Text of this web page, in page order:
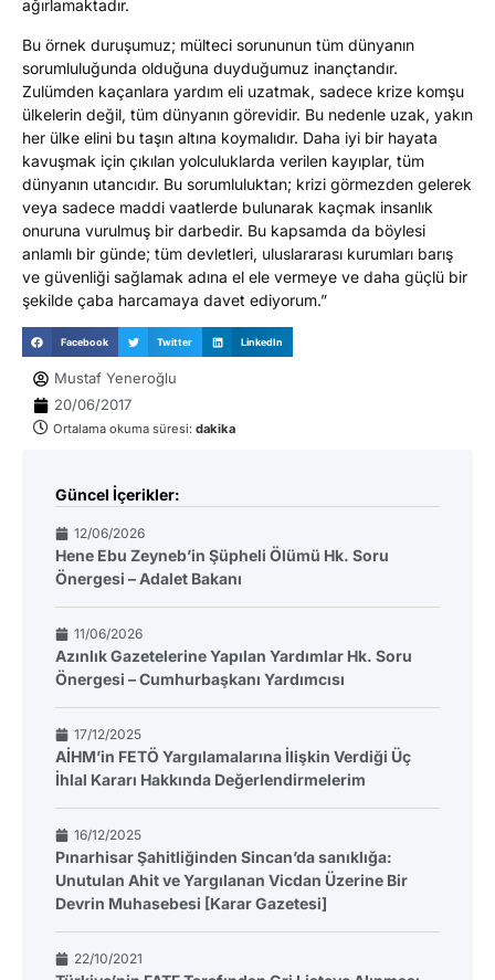
ağırlamaktadır.
Bu örnek duruşumuz; mülteci sorununun tüm dünyanın
sorumluluğunda olduğuna duyduğumuz inançtandır.
Zulümden kaçanlara yardım eli uzatmak, sadece krize komşu
ülkelerin değil, tüm dünyanın görevidir. Bu nedenle uzak, yakın
her ülke elini bu taşın altına koymalıdır. Daha iyi bir hayata
kavuşmak için çıkılan yolculuklarda verilen kayıplar, tüm
dünyanın utancıdır. Bu sorumluluktan; krizi görmezden gelerek
veya sadece maddi vaatlerde bulunarak kaçmak insanlık
onuruna vurulmuş bir darbedir. Bu kapsamda da böylesi
anlamlı bir günde; tüm devletleri, uluslararası kurumları barış
ve güvenliği sağlamak adına el ele vermeye ve daha güçlü bir
şekilde çaba harcamaya davet ediyorum.”
Facebook Twitter LinkedIn
Mustaf Yeneroğlu
20/06/2017
Ortalama okuma süresi: dakika
Güncel İçerikler:
12/06/2026
Hene Ebu Zeyneb’in Şüpheli Ölümü Hk. Soru
Önergesi – Adalet Bakanı
11/06/2026
Azınlık Gazetelerine Yapılan Yardımlar Hk. Soru
Önergesi – Cumhurbaşkanı Yardımcısı
17/12/2025
AİHM’in FETÖ Yargılamalarına İlişkin Verdiği Üç
İhlal Kararı Hakkında Değerlendirmelerim
16/12/2025
Pınarhisar Şahitliğinden Sincan’da sanıklığa:
Unutulan Ahit ve Yargılanan Vicdan Üzerine Bir
Devrin Muhasebesi [Karar Gazetesi]
22/10/2021